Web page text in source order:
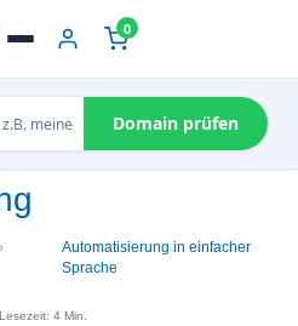
0
Domain prüfen
Automatisierung in einfacher
Sprache
4 Min.